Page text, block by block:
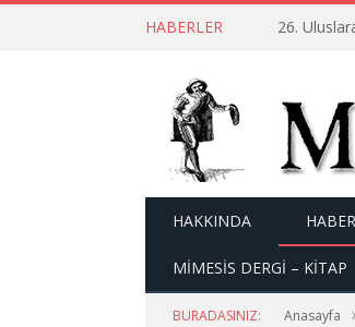
HABERLER 26.
HAKKINDA
MİMESİS DERGİ – KİTAP
BURADASINIZ: Anasayfa